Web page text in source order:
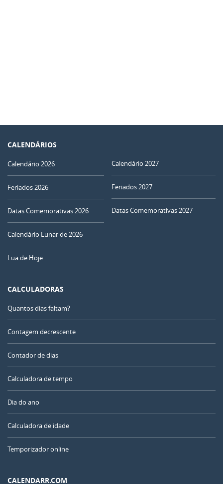
CALENDÁRIOS
Calendário 2026
Feriados 2026
Datas Comemorativas 2026
Calendário Lunar de 2026
Lua de Hoje
Calendário 2027
Feriados 2027
Datas Comemorativas 2027
CALCULADORAS
Quantos dias faltam?
Contagem decrescente
Contador de dias
Calculadora de tempo
Dia do ano
Calculadora de idade
Temporizador online
CALENDARR.COM